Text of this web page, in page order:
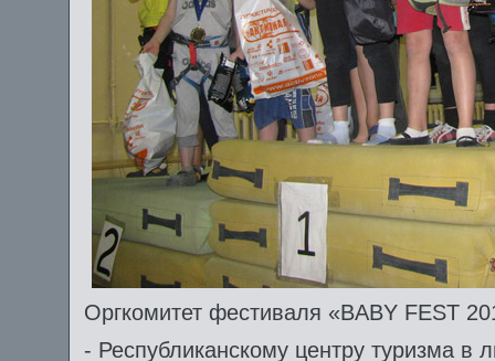
Оргкомитет фестиваля «BABY FEST
- Республиканскому центру туризма в